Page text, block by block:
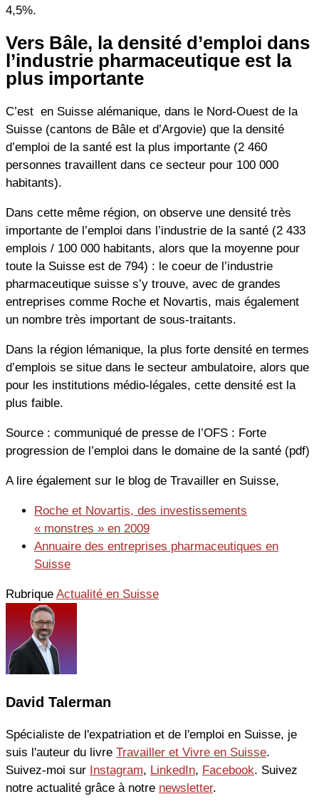
4,5%.
Vers Bâle, la densité d’emploi dans
l’industrie pharmaceutique est la
plus importante
C’est en Suisse alémanique, dans le Nord-Ouest de la
Suisse (cantons de Bâle et d’Argovie) que la densité
d’emploi de la santé est la plus importante (2 460
personnes travaillent dans ce secteur pour 100 000
habitants).
Dans cette même région, on observe une densité très
importante de l’emploi dans l’industrie de la santé (2 433
emplois / 100 000 habitants, alors que la moyenne pour
toute la Suisse est de 794) : le coeur de l’industrie
pharmaceutique suisse s’y trouve, avec de grandes
entreprises comme Roche et Novartis, mais également
un nombre très important de sous-traitants.
Dans la région lémanique, la plus forte densité en termes
d’emplois se situe dans le secteur ambulatoire, alors que
pour les institutions médio-légales, cette densité est la
plus faible.
Source : communiqué de presse de l’OFS : Forte
progression de l’emploi dans le domaine de la santé (pdf)
A lire également sur le blog de Travailler en Suisse,
Roche et Novartis, des investissements
« monstres » en 2009
Annuaire des entreprises pharmaceutiques en
Suisse
Rubrique Actualité en Suisse
David Talerman
Spécialiste de l'expatriation et de l'emploi en Suisse, je
suis l'auteur du livre Travailler et Vivre en Suisse.
Suivez-moi sur Instagram, LinkedIn, Facebook. Suivez
notre actualité grâce à notre newsletter.